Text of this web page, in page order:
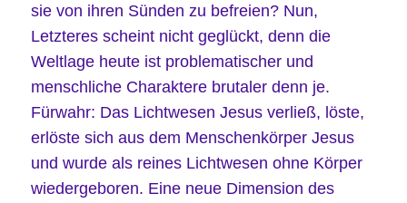
sie von ihren Sünden zu befreien? Nun,
Letzteres scheint nicht geglückt, denn die
Weltlage heute ist problematischer und
menschliche Charaktere brutaler denn je.
Fürwahr: Das Lichtwesen Jesus verließ, löste,
erlöste sich aus dem Menschenkörper Jesus
und wurde als reines Lichtwesen ohne Körper
wiedergeboren. Eine neue Dimension des